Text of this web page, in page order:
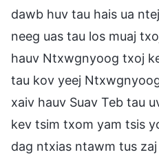
dawb huv tau hais ua
neeg uas tau los muaj
hauv Ntxwgnyoog txoj
tau kov yeej
xaiv hauv Suav Teb tau
kev tsim txom yam tsis
dag ntxias ntawm tus